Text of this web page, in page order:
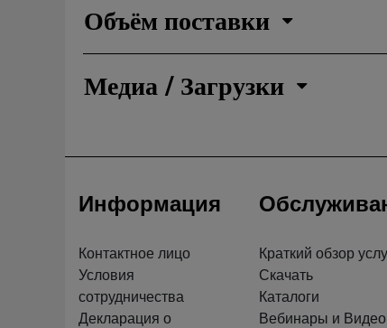
Объём поставки
Медиа / Загрузки
Информация
Контактное лицо
Условия
сотрудничества
Декларация о
Краткий обзор
Скачать
Каталоги
Вебинары и Видео